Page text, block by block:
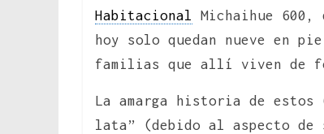
Habitacional Michaihue
hoy solo quedan nueve en
familias que allí viven de
La amarga historia de estos
lata” (debido al aspecto de